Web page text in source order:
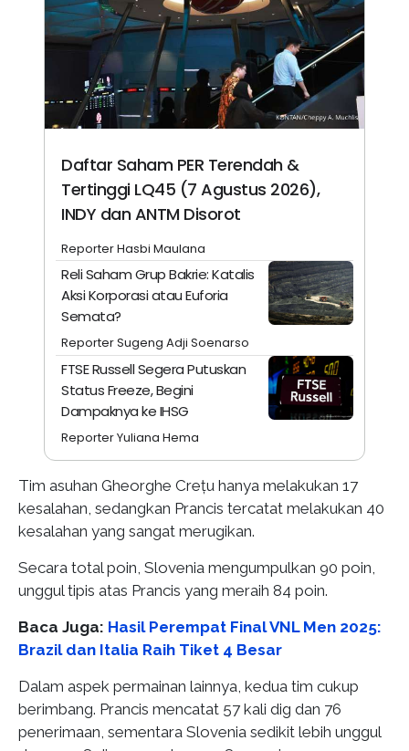
Daftar Saham PER Terendah &
Tertinggi LQ45 (7 Agustus 2026),
INDY dan ANTM Disorot
Reporter Hasbi Maulana
Reli Saham Grup Bakrie: Katalis
Aksi Korporasi atau Euforia
Semata?
Reporter Sugeng Adji Soenarso
FTSE Russell Segera Putuskan
Status Freeze, Begini
Dampaknya ke IHSG
Reporter Yuliana Hema
Tim asuhan Gheorghe Crețu hanya melakukan 17
kesalahan, sedangkan Prancis tercatat melakukan 40
kesalahan yang sangat merugikan.
Secara total poin, Slovenia mengumpulkan 90 poin,
unggul tipis atas Prancis yang meraih 84 poin.
Baca Juga: Hasil Perempat Final VNL Men 2025:
Brazil dan Italia Raih Tiket 4 Besar
Dalam aspek permainan lainnya, kedua tim cukup
berimbang. Prancis mencatat 57 kali dig dan 76
penerimaan, sementara Slovenia sedikit lebih unggul